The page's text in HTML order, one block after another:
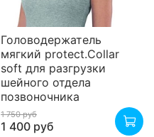
Головодержатель
мягкий protect.Collar
soft для разгрузки
шейного отдела
позвоночника
1 750 руб
1 400 руб